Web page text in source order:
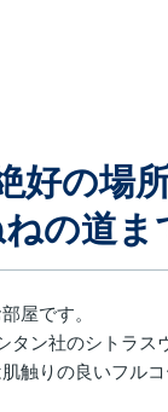
好の場
の道ま
屋です。
ン社のシトラス
触りの良いフル